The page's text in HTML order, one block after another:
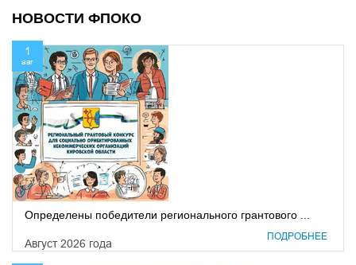
НОВОСТИ ФПОКО
1
авг
Определены победители регионального грантового ...
Август 2026 года
ПОДРОБНЕЕ